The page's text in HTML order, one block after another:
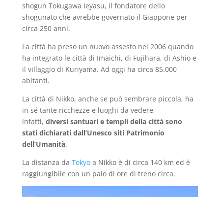
shogun Tokugawa Ieyasu, il fondatore dello
shogunato che avrebbe governato il Giappone per
circa 250 anni.
La città ha preso un nuovo assesto nel 2006 quando
ha integrato le città di Imaichi, di Fujihara, di Ashio e
il villaggio di Kuriyama. Ad oggi ha circa 85.000
abitanti.
La città di Nikko, anche se può sembrare piccola, ha
in sé tante ricchezze e luoghi da vedere,
infatti, diversi santuari e templi della città sono
stati dichiarati dall’Unesco siti Patrimonio
dell’Umanità.
La distanza da Tokyoa Nikko è di circa 140 km ed è
raggiungibile con un paio di ore di treno circa.